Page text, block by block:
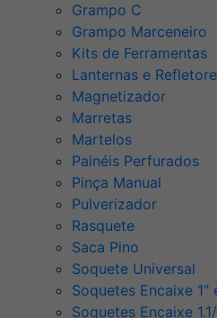
Grampo C
Grampo Marceneiro
Kits de Ferramentas
Lanternas e
Magnetizador
Marretas
Martelos
Painéis Perfurados
Pinça Manual
Pulverizador
Rasquete
Saca Pino
Soquete Universal
Soquetes Encaixe 1"
Soquetes Encaixe